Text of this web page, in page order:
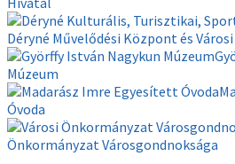
választásokra
Déryné Művelődési Központ és
Múzeum
Óvoda
Önkormányzat Városgondnoksága